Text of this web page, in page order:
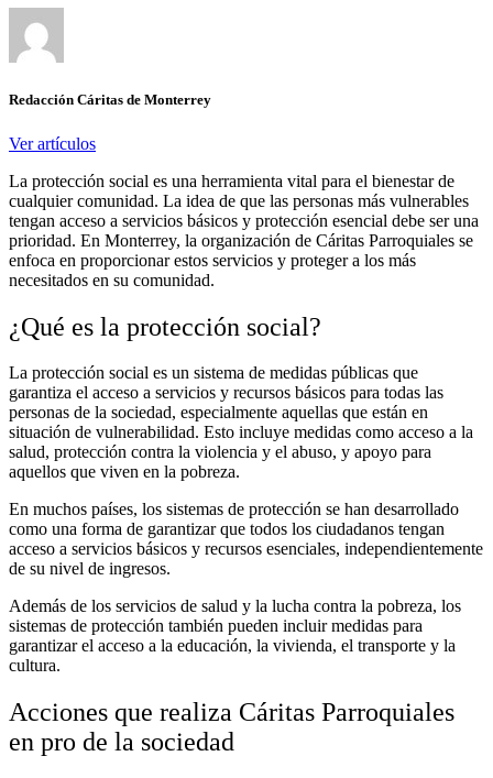
Redacción Cáritas de Monterrey
Ver artículos
La protección social es una herramienta vital para el bienestar de
cualquier comunidad. La idea de que las personas más vulnerables
tengan acceso a servicios básicos y protección esencial debe ser una
prioridad. En Monterrey, la organización de Cáritas Parroquiales se
enfoca en proporcionar estos servicios y proteger a los más
necesitados en su comunidad.
¿Qué es la protección social?
La protección social es un sistema de medidas públicas que
garantiza el acceso a servicios y recursos básicos para todas las
personas de la sociedad, especialmente aquellas que están en
situación de vulnerabilidad. Esto incluye medidas como acceso a la
salud, protección contra la violencia y el abuso, y apoyo para
aquellos que viven en la pobreza.
En muchos países, los sistemas de protección se han desarrollado
como una forma de garantizar que todos los ciudadanos tengan
acceso a servicios básicos y recursos esenciales, independientemente
de su nivel de ingresos.
Además de los servicios de salud y la lucha contra la pobreza, los
sistemas de protección también pueden incluir medidas para
garantizar el acceso a la educación, la vivienda, el transporte y la
cultura.
Acciones que realiza Cáritas Parroquiales
en pro de la sociedad